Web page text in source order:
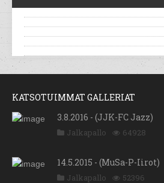
KATSOTUIMMAT GALLERIAT
3.8.2016 - (JJK-FC Jazz)
Jalkapallo 64928
14.5.2015 - (MuSa-P-Iirot)
Jalkapallo 52396